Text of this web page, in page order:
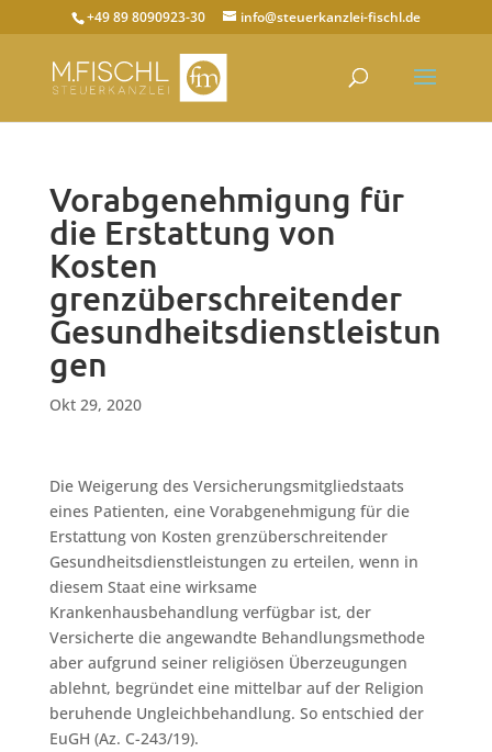
+49 89 8090923-30 info@steuerkanzlei-fischl.de
Vorabgenehmigung für
die Erstattung von
Kosten
grenzüberschreitender
Gesundheitsdienstleistun
gen
Okt 29, 2020
Die Weigerung des Versicherungsmitgliedstaats
eines Patienten, eine Vorabgenehmigung für die
Erstattung von Kosten grenzüberschreitender
Gesundheitsdienstleistungen zu erteilen, wenn in
diesem Staat eine wirksame
Krankenhausbehandlung verfügbar ist, der
Versicherte die angewandte Behandlungsmethode
aber aufgrund seiner religiösen Überzeugungen
ablehnt, begründet eine mittelbar auf der Religion
beruhende Ungleichbehandlung. So entschied der
EuGH (Az. C-243/19).